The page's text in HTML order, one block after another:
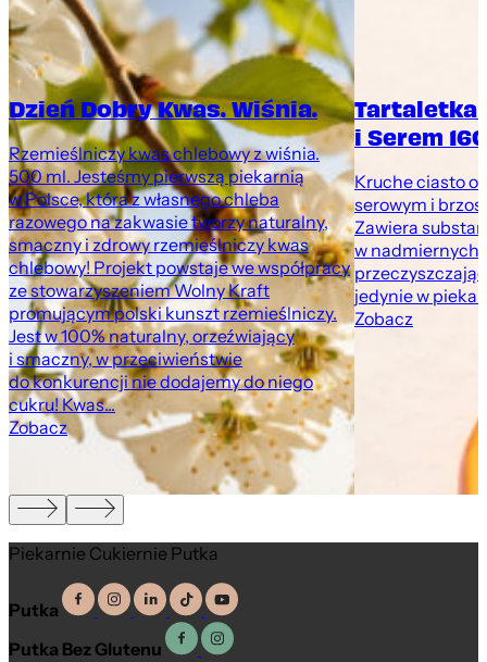
Dzień Dobry Kwas. Wiśnia.
Rzemieślniczy kwas chlebowy z wiśnia.
500 ml. Jesteśmy pierwszą piekarnią
w Polsce, która z własnego chleba
razowego na zakwasie tworzy naturalny,
smaczny i zdrowy rzemieślniczy kwas
chlebowy! Projekt powstaje we współpracy
ze stowarzyszeniem Wolny Kraft
promującym polski kunszt rzemieślniczy.
Jest w 100% naturalny, orzeźwiający
i smaczny, w przeciwieństwie
do konkurencji nie dodajemy do niego
cukru! Kwas...
Zobacz
Tartaletka
i Serem
Kruche ciasto
serowym i
Zawiera
w nadmiernych
jedynie w
Zobacz
Piekarnie Cukiernie Putka
Putka
Putka Bez Glutenu